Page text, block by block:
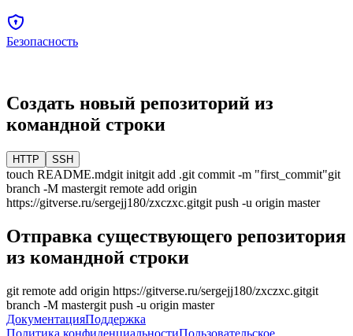
Безопасность
Создать новый репозиторий из
командной строки
HTTP SSH
touch README.mdgit initgit add .git commit -m "first_commit"git
branch -M mastergit remote add origin
https://gitverse.ru/sergejj180/zxczxc.gitgit push -u origin master
Отправка существующего репозитория
из командной строки
git remote add origin https://gitverse.ru/sergejj180/zxczxc.gitgit
branch -M mastergit push -u origin master
ДокументацияПоддержка
Политика конфиденциальностиПользовательское